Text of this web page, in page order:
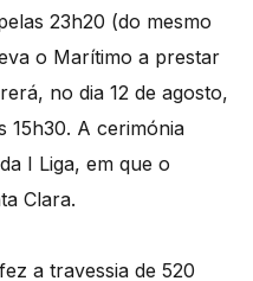
23h20 (do mesmo
o Marítimo a prestar
no dia 12 de agosto,
15h30. A cerimónia
I Liga, em que o
Clara.
a travessia de 520